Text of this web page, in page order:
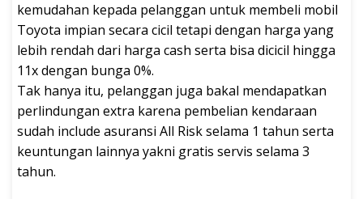
kemudahan kepada pelanggan untuk membeli mobil
Toyota impian secara cicil tetapi dengan harga yang
lebih rendah dari harga cash serta bisa dicicil hingga
11x dengan bunga 0%.
Tak hanya itu, pelanggan juga bakal mendapatkan
perlindungan extra karena pembelian kendaraan
sudah include asuransi All Risk selama 1 tahun serta
keuntungan lainnya yakni gratis servis selama 3
tahun.